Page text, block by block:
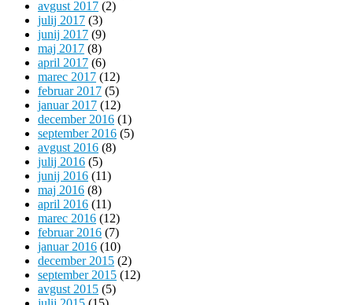
avgust 2017 (2)
julij 2017 (3)
junij 2017 (9)
maj 2017 (8)
april 2017 (6)
marec 2017 (12)
februar 2017 (5)
januar 2017 (12)
december 2016 (1)
september 2016 (5)
avgust 2016 (8)
julij 2016 (5)
junij 2016 (11)
maj 2016 (8)
april 2016 (11)
marec 2016 (12)
februar 2016 (7)
januar 2016 (10)
december 2015 (2)
september 2015 (12)
avgust 2015 (5)